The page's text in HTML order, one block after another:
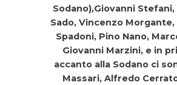
Sodano),Giovanni
Sado, Vincenzo Morgante,
Spadoni, Pino Nano,
Giovanni Marzini, e in
accanto alla Sodano ci
Massari, Alfredo